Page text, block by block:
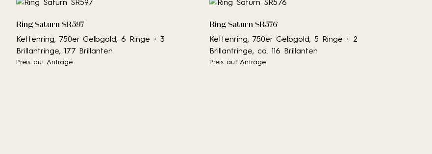
Ring Saturn SR597
Kettenring, 750er Gelbgold, 6 Ringe + 3
Brillantringe, 177 Brillanten
Preis auf Anfrage
Ring Saturn SR576
Kettenring, 750er Gelbgold, 5 Ringe + 2
Brillantringe, ca. 116 Brillanten
Preis auf Anfrage